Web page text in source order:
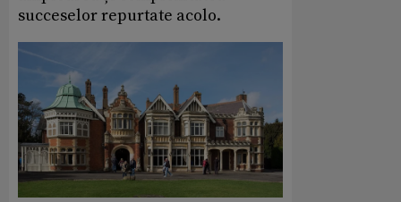
succeselor repurtate acolo.